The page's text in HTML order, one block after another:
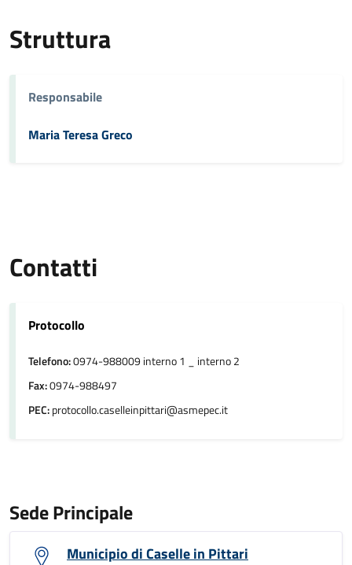
Struttura
Responsabile
Maria Teresa Greco
Contatti
Protocollo
Telefono:0974-988009 interno 1 _ interno 2
Fax:0974-988497
PEC:protocollo.caselleinpittari@asmepec.it
Sede Principale
Municipio di Caselle in Pittari